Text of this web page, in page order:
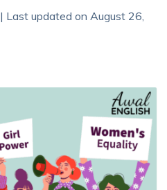
| Last updated on August 26,